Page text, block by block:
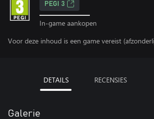
PEGI 3
In-game aankopen
Voor deze inhoud is een game vereist
DETAILS RECENSIES
Galerie